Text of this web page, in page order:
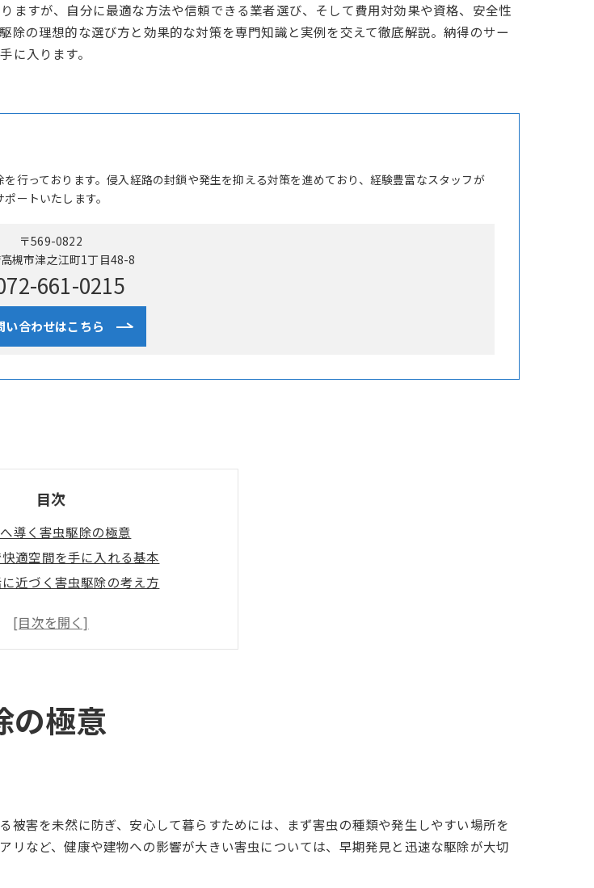
ますが、自分に最適な方法や信頼できる業者選び、そして費用対効果や資格、安全性
除の理想的な選び方と効果的な対策を専門知識と実例を交えて徹底解説。納得のサー
に入ります。
行っております。侵入経路の封鎖や発生を抑える対策を進めており、経験豊富なスタッフが
ートいたします。
〒569-0822
槻市津之江町1丁目48-8
661-0215
い合わせはこちら
目次
導く害虫駆除の極意
適空間を手に入れる基本
近づく害虫駆除の考え方
効果を最大化する日常習慣
分でできる？プロとの違い
虫駆除のメリットと限界を解説
的な害虫駆除対策とは
心できる環境を整える方法
の極意
害を未然に防ぎ、安心して暮らすためには、まず害虫の種類や発生しやすい場所を
など、健康や建物への影響が大きい害虫については、早期発見と迅速な駆除が大切